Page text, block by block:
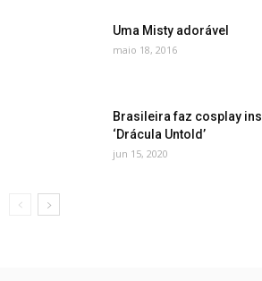
Uma Misty adorável
maio 18, 2016
Brasileira faz cosplay
‘Drácula Untold’
jun 15, 2020